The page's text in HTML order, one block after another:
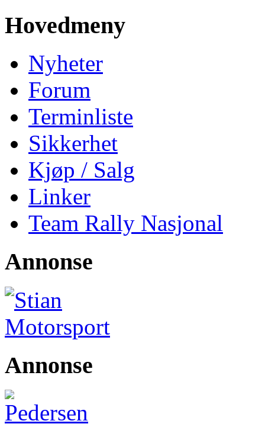
Hovedmeny
Nyheter
Forum
Terminliste
Sikkerhet
Kjøp / Salg
Linker
Team Rally Nasjonal
Annonse
Annonse